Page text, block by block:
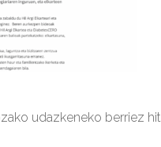
udazkeneko berriez